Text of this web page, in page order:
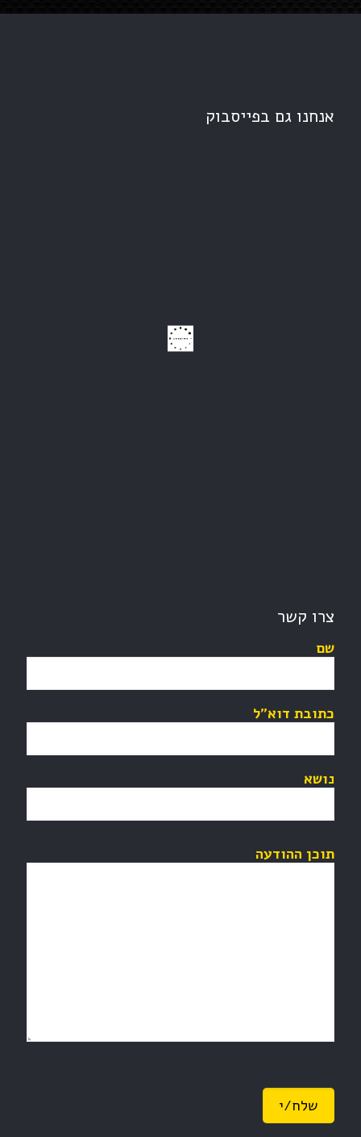
אנחנו גם בפייסבוק
צרו קשר
שם
כתובת דוא"ל
נושא
תוכן ההודעה
Please leave this field empty.